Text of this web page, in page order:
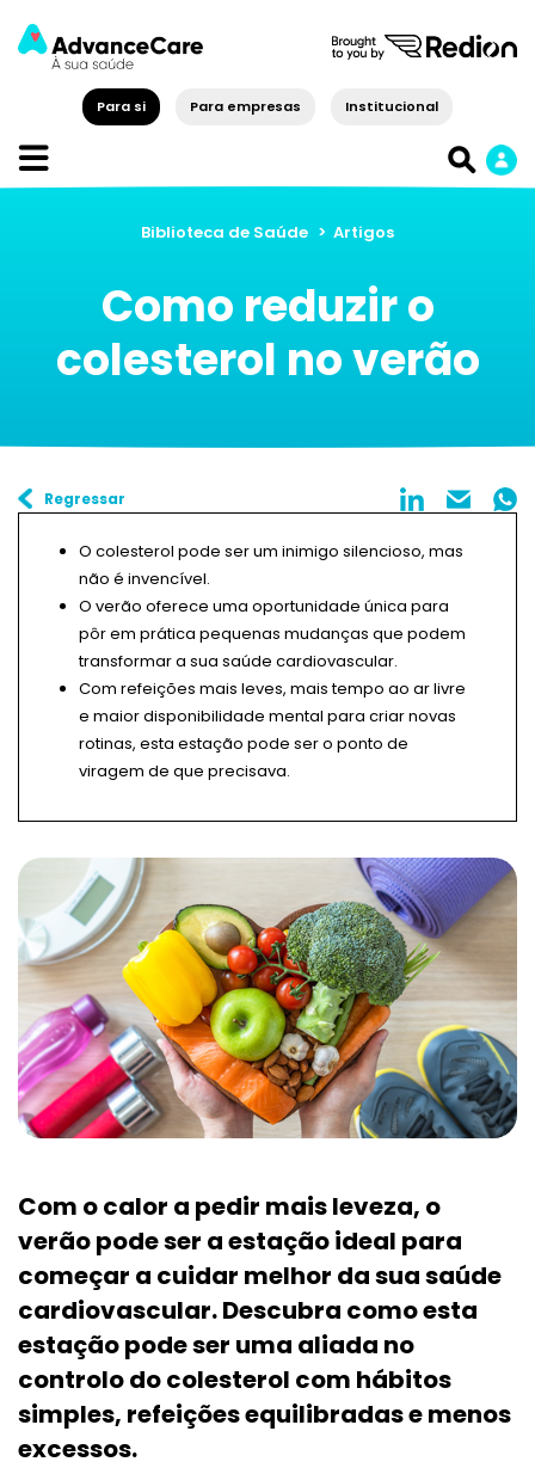
Para si Para empresas Institucional
Biblioteca de Saúde > Artigos
Como reduzir o
colesterol no verão
Regressar
O colesterol pode ser um inimigo silencioso, mas
não é invencível.
O verão oferece uma oportunidade única para
pôr em prática pequenas mudanças que podem
transformar a sua saúde cardiovascular.
Com refeições mais leves, mais tempo ao ar livre
e maior disponibilidade mental para criar novas
rotinas, esta estação pode ser o ponto de
viragem de que precisava.
Com o calor a pedir mais leveza, o
verão pode ser a estação ideal para
começar a cuidar melhor da sua saúde
cardiovascular. Descubra como esta
estação pode ser uma aliada no
controlo do colesterol com hábitos
simples, refeições equilibradas e menos
excessos.